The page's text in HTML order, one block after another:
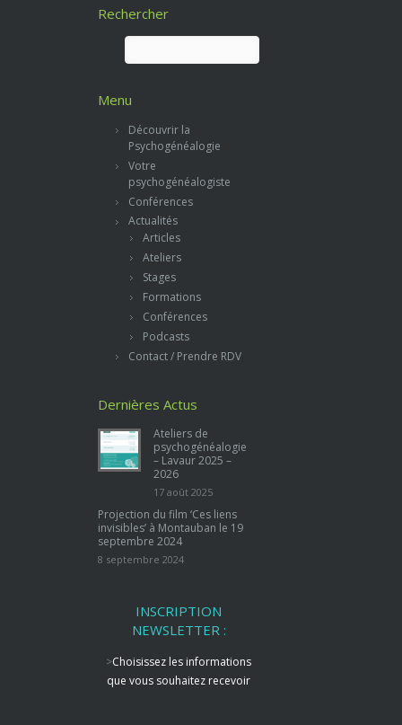
Rechercher
Rechercher :
Menu
Découvrir la
Psychogénéalogie
Votre
psychogénéalogiste
Conférences
Actualités
Articles
Ateliers
Stages
Formations
Conférences
Podcasts
Contact / Prendre RDV
Dernières Actus
Ateliers de
psychogénéalogie
– Lavaur 2025 –
2026
17 août 2025
Projection du film ‘Ces liens
invisibles’ à Montauban le 19
septembre 2024
8 septembre 2024
INSCRIPTION
NEWSLETTER :
>Choisissez les informations
que vous souhaitez recevoir